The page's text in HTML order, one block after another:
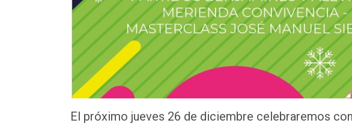
El próximo jueves 26 de diciembre celebraremos